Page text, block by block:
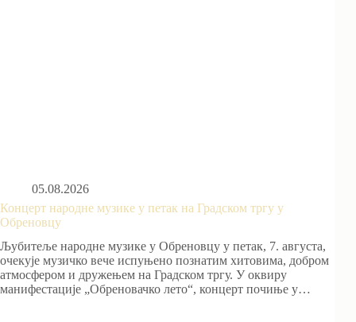
05.08.2026
Концерт народне музике у петак на Градском тргу у
Обреновцу
Љубитеље народне музике у Обреновцу у петак, 7. августа,
очекује музичко вече испуњено познатим хитовима, добром
атмосфером и дружењем на Градском тргу. У оквиру
манифестације „Обреновачко лето“, концерт почиње у…